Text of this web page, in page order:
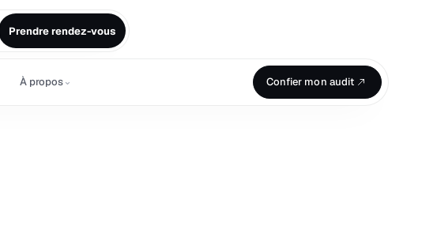
Prendre rendez-vous
À propos⌄ Confier mon audit